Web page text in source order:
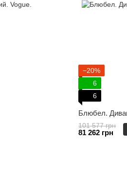
−20%
6
6
Блюбел.
101 577 грн
81 262 грн